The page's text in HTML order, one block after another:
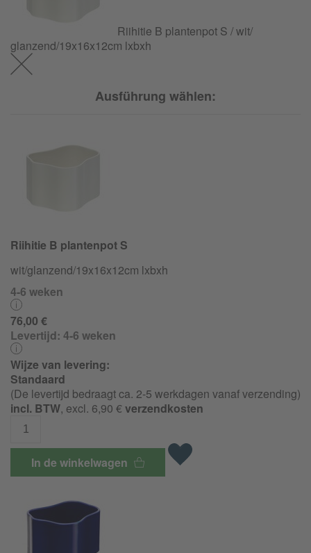
Riihitie B plantenpot S / wit/
glanzend/19x16x12cm lxbxh
Ausführung wählen:
Riihitie B plantenpot S
wit/glanzend/19x16x12cm lxbxh
4-6 weken
76,00 €
Levertijd: 4-6 weken
Wijze van levering:
Standaard
(De levertijd bedraagt ca. 2-5 werkdagen vanaf verzending)
incl. BTW, excl. 6,90 €verzendkosten
In de winkelwagen